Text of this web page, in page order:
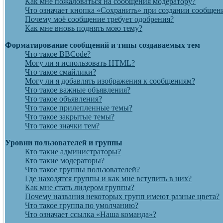
Что означает кнопка «Сохранить» при создании
Почему моё сообщение требует одобрения?
Как мне вновь поднять мою тему?
Форматирование сообщений и типы создаваемых тем
Что такое BBCode?
Могу ли я использовать HTML?
Что такое смайлики?
Могу ли я добавлять изображения к сообщениям?
Что такое важные объявления?
Что такое объявления?
Что такое прилепленные темы?
Что такое закрытые темы?
Что такое значки тем?
Уровни пользователей и группы
Кто такие администраторы?
Кто такие модераторы?
Что такое группы пользователей?
Где находятся группы и как мне вступить в них?
Как мне стать лидером группы?
Почему названия некоторых групп имеют разные цвета?
Что такое группа по умолчанию?
Что означает ссылка «Наша команда»?